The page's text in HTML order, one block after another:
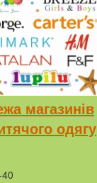
магазинів
одягу